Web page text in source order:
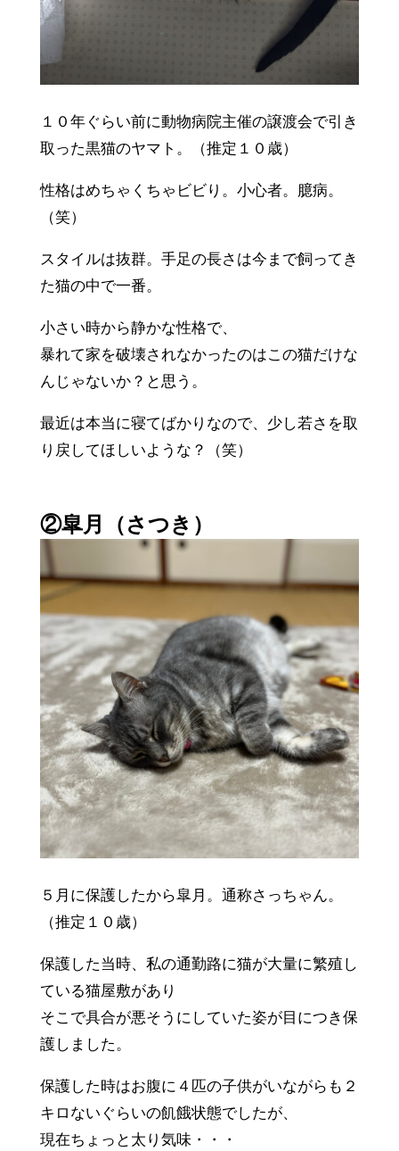
１０年ぐらい前に動物病院主催の譲渡会で引き
取った黒猫のヤマト。（推定１０歳）
性格はめちゃくちゃビビり。小心者。臆病。
（笑）
スタイルは抜群。手足の長さは今まで飼ってき
た猫の中で一番。
小さい時から静かな性格で、
暴れて家を破壊されなかったのはこの猫だけな
んじゃないか？と思う。
最近は本当に寝てばかりなので、少し若さを取
り戻してほしいような？（笑）
②皐月（さつき）
５月に保護したから皐月。通称さっちゃん。
（推定１０歳）
保護した当時、私の通勤路に猫が大量に繁殖し
ている猫屋敷があり
そこで具合が悪そうにしていた姿が目につき保
護しました。
保護した時はお腹に４匹の子供がいながらも２
キロないぐらいの飢餓状態でしたが、
現在ちょっと太り気味・・・